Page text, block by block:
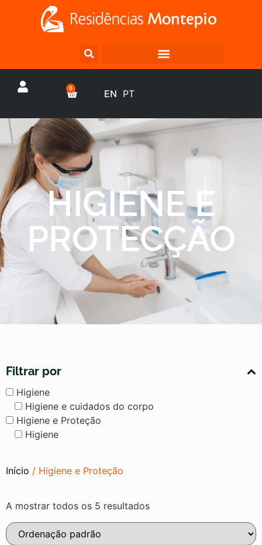
0 EN PT
HIGIENE E
PROTECÇÃO
Filtrar por
Higiene
Higiene e cuidados do corpo
Higiene e Proteção
Higiene
Início / Higiene e Proteção
A mostrar todos os 5 resultados